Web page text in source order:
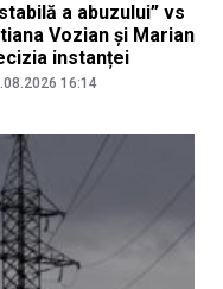
a abuzului” vs
Vozian și Marian
instanței
16:14